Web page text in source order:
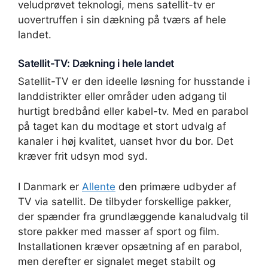
veludprøvet teknologi, mens satellit-tv er
uovertruffen i sin dækning på tværs af hele
landet.
Satellit-TV: Dækning i hele landet
Satellit-TV er den ideelle løsning for husstande i
landdistrikter eller områder uden adgang til
hurtigt bredbånd eller kabel-tv. Med en parabol
på taget kan du modtage et stort udvalg af
kanaler i høj kvalitet, uanset hvor du bor. Det
kræver frit udsyn mod syd.
I Danmark er Allente den primære udbyder af
TV via satellit. De tilbyder forskellige pakker,
der spænder fra grundlæggende kanaludvalg til
store pakker med masser af sport og film.
Installationen kræver opsætning af en parabol,
men derefter er signalet meget stabilt og